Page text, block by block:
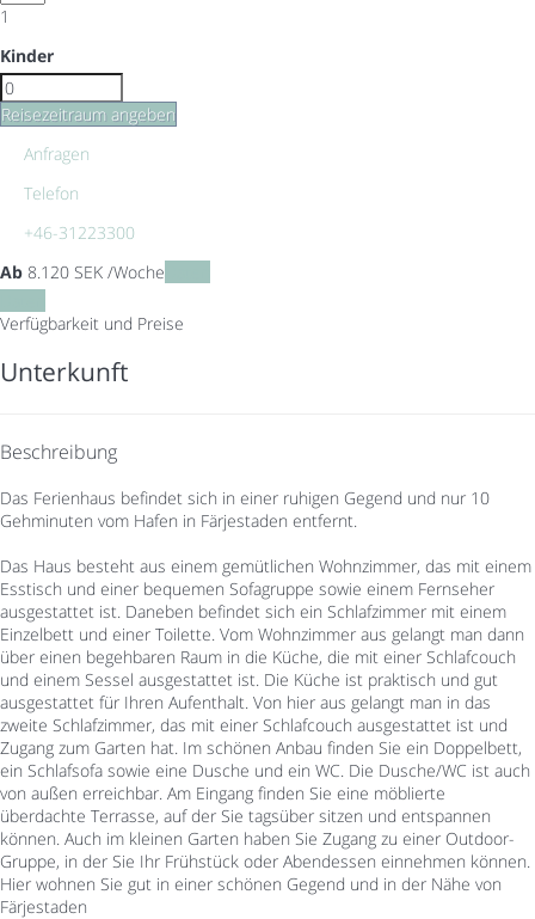
1
Kinder
Reisezeitraum angeben
Anfragen
Telefon
+46-31223300
Ab 8.120 SEK /Woche
Verfügbarkeit und Preise
Unterkunft
Beschreibung
Das Ferienhaus befindet sich in einer ruhigen Gegend und nur 10
Gehminuten vom Hafen in Färjestaden entfernt.
Das Haus besteht aus einem gemütlichen Wohnzimmer, das mit einem
Esstisch und einer bequemen Sofagruppe sowie einem Fernseher
ausgestattet ist. Daneben befindet sich ein Schlafzimmer mit einem
Einzelbett und einer Toilette. Vom Wohnzimmer aus gelangt man dann
über einen begehbaren Raum in die Küche, die mit einer Schlafcouch
und einem Sessel ausgestattet ist. Die Küche ist praktisch und gut
ausgestattet für Ihren Aufenthalt. Von hier aus gelangt man in das
zweite Schlafzimmer, das mit einer Schlafcouch ausgestattet ist und
Zugang zum Garten hat. Im schönen Anbau finden Sie ein Doppelbett,
ein Schlafsofa sowie eine Dusche und ein WC. Die Dusche/WC ist auch
von außen erreichbar. Am Eingang finden Sie eine möblierte
überdachte Terrasse, auf der Sie tagsüber sitzen und entspannen
können. Auch im kleinen Garten haben Sie Zugang zu einer Outdoor-
Gruppe, in der Sie Ihr Frühstück oder Abendessen einnehmen können.
Hier wohnen Sie gut in einer schönen Gegend und in der Nähe von
Färjestaden